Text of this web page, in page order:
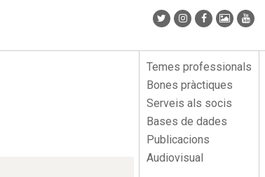
Menu
lateral
Temes professionals
Bones pràctiques
Serveis als socis
Bases de dades
Publicacions
Audiovisual